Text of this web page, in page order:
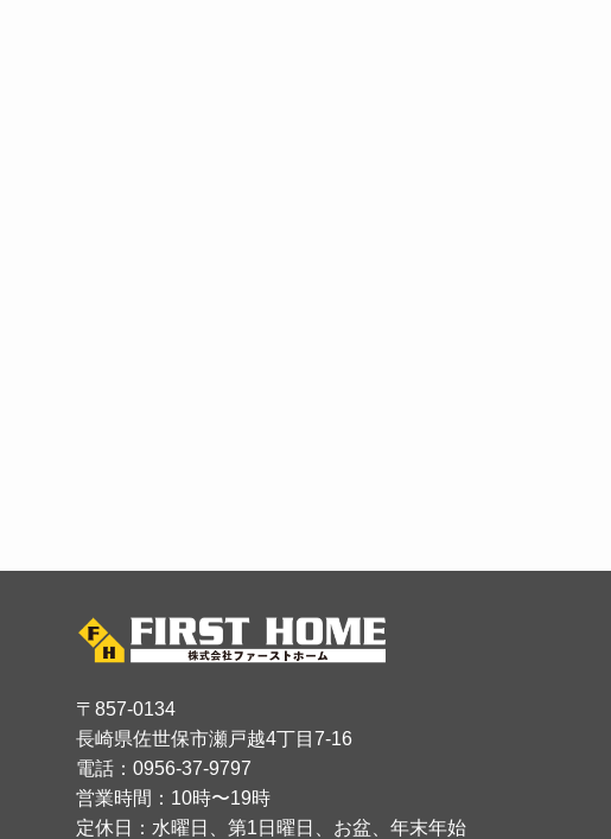
〒857-0134
長崎県佐世保市瀬戸越4丁目7-16
電話：0956-37-9797
営業時間：10時〜19時
定休日：水曜日、第1日曜日、お盆、年末年始